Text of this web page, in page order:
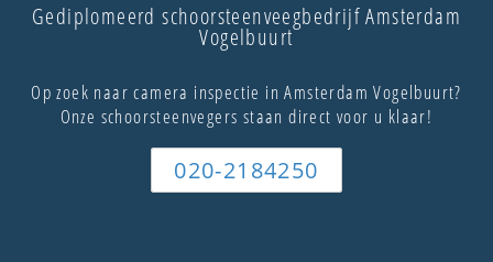
Gediplomeerd schoorsteenveegbedrijf Amsterdam
Vogelbuurt
Op zoek naar camera inspectie in Amsterdam Vogelbuurt?
Onze schoorsteenvegers staan direct voor u klaar!
020-2184250